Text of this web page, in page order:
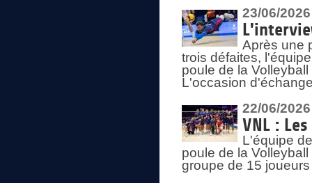
23/06/2026
Après une
trois défaites,
poule de la
L'occasion
22/06/2026
VNL :
L'équipe
poule de la
groupe de 15